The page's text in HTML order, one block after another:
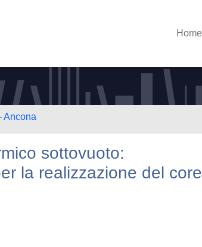
Home
Ancona
sottovuoto:
la realizzazione del core